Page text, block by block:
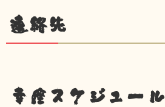
連絡先
幸座スケジュール